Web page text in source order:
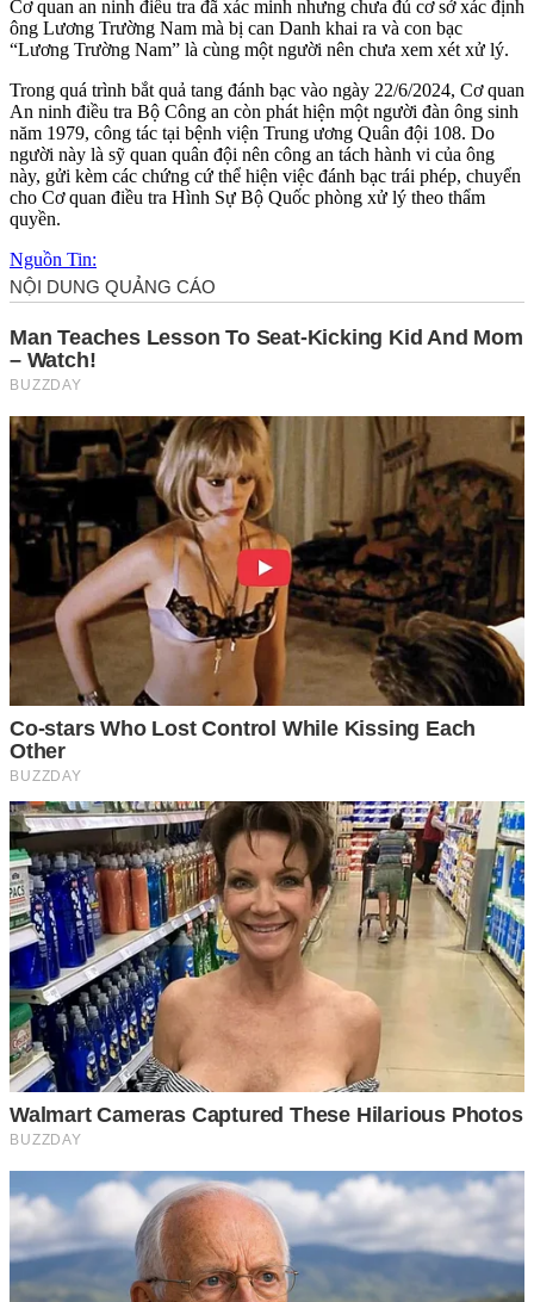
Cơ quan an ninh điều tra đã xác minh nhưng chưa đủ cơ sở xác định
ông Lương Trường Nam mà bị can Danh khai ra và con bạc
“Lương Trường Nam” là cùng một người nên chưa xem xét xử lý.
Trong quá trình bắt quả tang đánh bạc vào ngày 22/6/2024, Cơ quan
An ninh điều tra Bộ Công an còn phát hiện một người đàn ông sinh
năm 1979, công tác tại bệnh viện Trung ương Quân đội 108. Do
người này là sỹ quan quân đội nên công an tách hành vi của ông
này, gửi kèm các chứng cứ thể hiện việc đánh bạc trái phép, chuyển
cho Cơ quan điều tra Hình Sự Bộ Quốc phòng xử lý theo thẩm
quyền.
Nguồn Tin: